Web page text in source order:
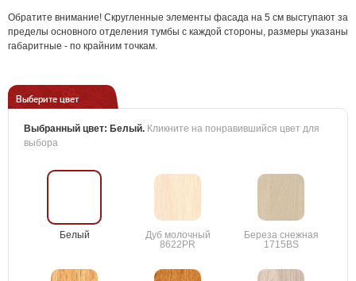
Обратите внимание! Скругленные элементы фасада на 5 см выступают за
пределы основного отделения тумбы с каждой стороны, размеры указаны
габаритные - по крайним точкам.
Выберите цвет
Выбранный цвет: Белый. Кликните на понравившийся цвет для
выбора
Белый
Дуб молочный
8622PR
Береза снежная
1715BS